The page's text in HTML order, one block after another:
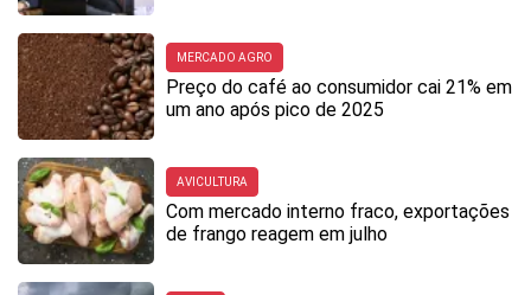
MERCADO AGRO
Preço do café ao consumidor cai 21% em
um ano após pico de 2025
AVICULTURA
Com mercado interno fraco, exportações
de frango reagem em julho